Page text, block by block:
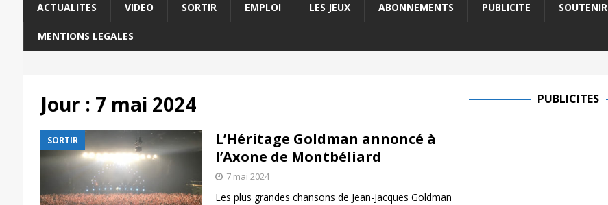
ACTUALITES VIDEO SORTIR EMPLOI LES JEUX ABONNEMENTS PUBLICITE SOUTENIR
MENTIONS LEGALES
Jour : 7 mai 2024
SORTIR
L’Héritage Goldman annoncé à
l’Axone de Montbéliard
7 mai 2024
Les plus grandes chansons de Jean-Jacques Goldman
PUBLICITES